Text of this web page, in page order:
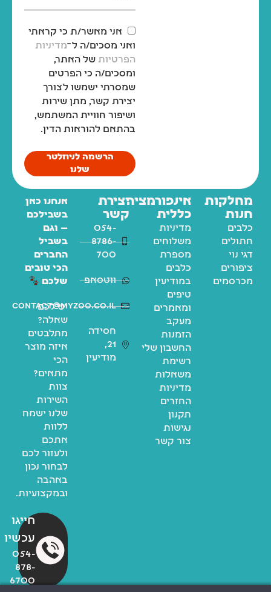
אני מאשר/ת כי קראתי
ואני מסכים/ה ל־מדיניות
הפרטיות של האתר,
ומסכים/ה כי הפרטים
שמסרתי ישמשו לצורך
יצירת קשר, מתן שירות
ושיפור חוויית המשתמש,
בהתאם להוראות הדין.
הרשמה לניוזלטר
שלנו
מחלקות
חנות
כלבים
חתולים
דגי נוי
ציפורים
מכרסמים
אינפורמציה
כללית
מדיניות
משלוחים
מספרת
כלבים
במודיעין
טיפים
ומאמרים
מעקב
הזמנות
החשבון שלי
רשימת
משאלות
מדיניות
החזרים
תקנון
נגישות
צור קשר
יצירת
קשר
054-
8786-
700
ווטסאפ
contact@myzoo.co.il
חסידה
21,
מודיעין
אנחנו כאן
בשבילכם
— וגם
בשביל
החברים
הכי טובים
שלכם
יש לכם
שאלה?
מתלבטים
איזה מוצר
הכי
מתאים?
צוות
השירות
שלנו ישמח
ללוות
אתכם
ולעזור לכם
לבחור נכון
באהבה
ובמקצועיות.
חייגו
עכשיו
054-
878-
6700